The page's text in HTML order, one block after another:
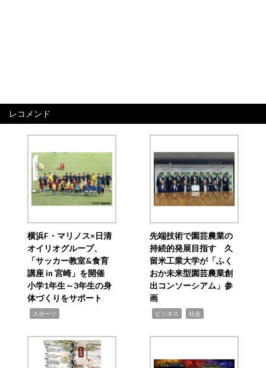
レコメンド
横浜F・マリノス×日清
オイリオグループ、
「サッカー教室&食育
講座 in 宮崎」を開催
小学1年生～3年生の身
体づくりをサポート
スポーツ
先端技術で園芸農業の
持続的発展目指す 久
留米工業大学が「ふく
おか未来型園芸農業創
出コンソーシアム」参
画
ビジネス 社会